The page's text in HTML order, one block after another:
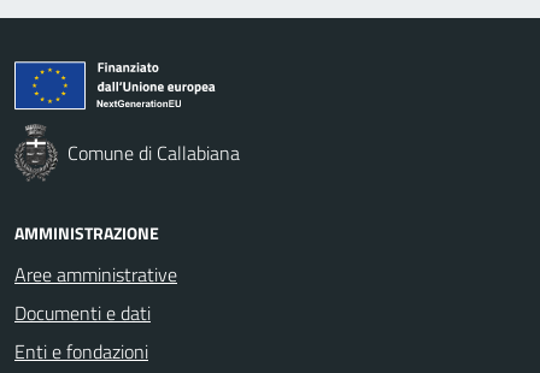
Comune di Callabiana
AMMINISTRAZIONE
Aree amministrative
Documenti e dati
Enti e fondazioni